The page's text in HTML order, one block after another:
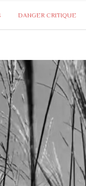
DANGER CRITIQUE